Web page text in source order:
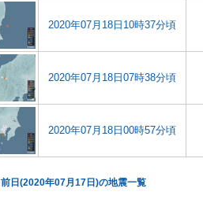
2020年07月18日10時37分頃
2020年07月18日07時38分頃
2020年07月18日00時57分頃
前日(2020年07月17日)の地震一覧